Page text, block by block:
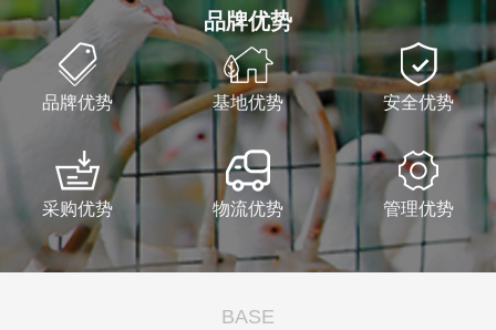
品牌优势
品牌优势 基地优势 安全优势
采购优势 物流优势 管理优势
BASE